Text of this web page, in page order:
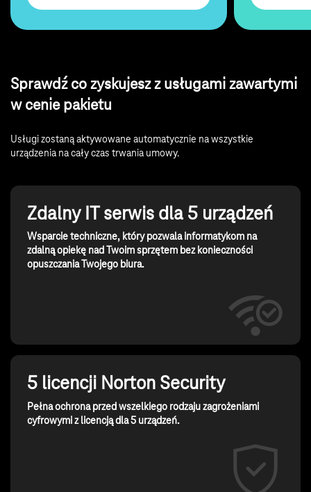
Sprawdź co zyskujesz z usługami zawartymi
w cenie pakietu
Usługi zostaną aktywowane automatycznie na wszystkie
urządzenia na cały czas trwania umowy.
Zdalny IT serwis dla 5 urządzeń
Wsparcie techniczne, który pozwala informatykom na
zdalną opiekę nad Twoim sprzętem bez konieczności
opuszczania Twojego biura.
5 licencji Norton Security
Pełna ochrona przed wszelkiego rodzaju zagrożeniami
cyfrowymi z licencją dla 5 urządzeń.